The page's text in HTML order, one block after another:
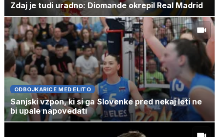
Zdaj je tudi uradno: Diomande okrepil Real Madrid
ODBOJKARICE MED ELITO
Sanjski vzpon, ki si ga Slovenke pred nekaj leti ne
bi upale napovedati